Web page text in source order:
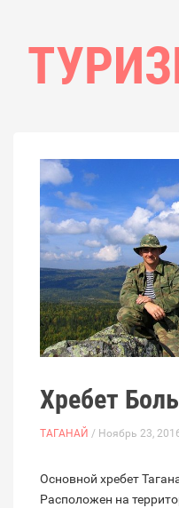
Хребет
ТАГАНАЙ / Ноябрь 23,
Основной хребет
Расположен на